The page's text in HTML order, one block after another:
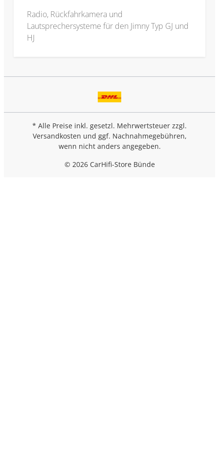
Radio, Rückfahrkamera und
Lautsprechersysteme für den Jimny Typ GJ und
HJ
* Alle Preise inkl. gesetzl. Mehrwertsteuer zzgl.
Versandkosten und ggf. Nachnahmegebühren,
wenn nicht anders angegeben.
© 2026 CarHifi-Store Bünde